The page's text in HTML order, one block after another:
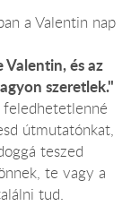
a Valentin nap
Valentin, és az
szeretlek."
útmutatónkat,
teszed
te vagy a
tud.